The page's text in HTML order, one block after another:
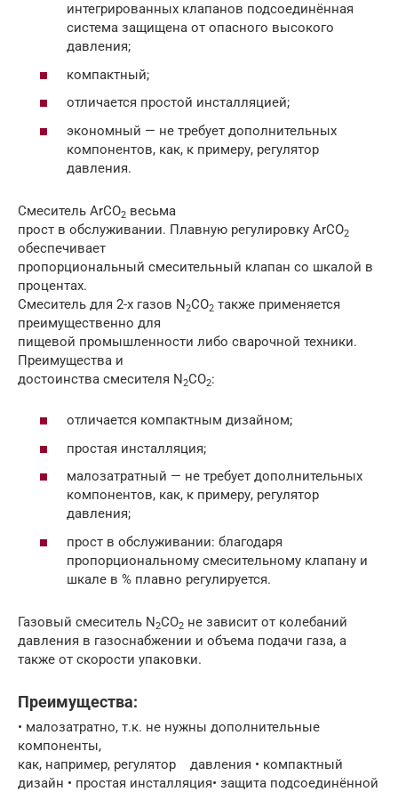
интегрированных клапанов подсоединённая
система защищена от опасного высокого
давления;
компактный;
отличается простой инсталляцией;
экономный — не требует дополнительных
компонентов, как, к примеру, регулятор
давления.
Смеситель ArCO2 весьма
прост в обслуживании. Плавную регулировку ArCO2
обеспечивает
пропорциональный смесительный клапан со шкалой в
процентах.
Смеситель для 2-х газов N2CO2 также применяется
преимущественно для
пищевой промышленности либо сварочной техники.
Преимущества и
достоинства смесителя N2CO2:
отличается компактным дизайном;
простая инсталляция;
малозатратный — не требует дополнительных
компонентов, как, к примеру, регулятор
давления;
прост в обслуживании: благодаря
пропорциональному смесительному клапану и
шкале в % плавно регулируется.
Газовый смеситель N2CO2 не зависит от колебаний
давления в газоснабжении и объема подачи газа, а
также от скорости упаковки.
Преимущества:
• малозатратно, т.к. не нужны дополнительные
компоненты,
как, например, регулятор давления • компактный
дизайн • простая инсталляция• защита подсоединённой